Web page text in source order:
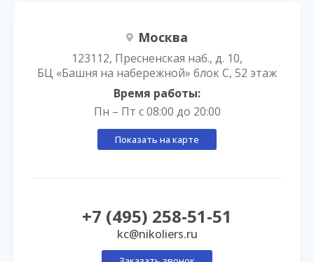
Москва
123112, Пресненская наб., д. 10,
БЦ «Башня на набережной» блок С, 52 этаж
Время работы:
Пн – Пт с 08:00 до 20:00
Показать на карте
+7 (495) 258-51-51
kc@nikoliers.ru